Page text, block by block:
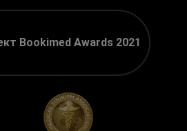
Bookimed Awards 2021